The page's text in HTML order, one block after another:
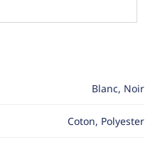
Blanc, Noir
Coton, Polyester